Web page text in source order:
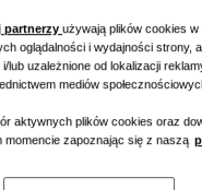
dealer nie
ofert w tej
partnerzy używają plików cookies w
oglądalności i wydajności strony,
lub uzależnione od lokalizacji
mediów
aktywnych plików cookies oraz
momencie zapoznając się z naszą